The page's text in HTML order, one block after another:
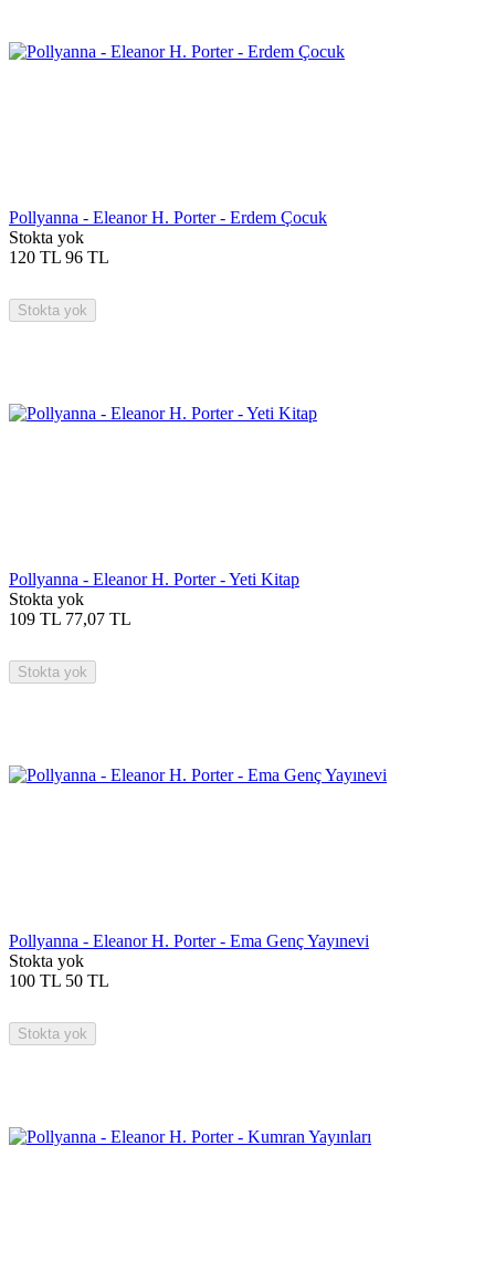
Pollyanna - Eleanor H. Porter - Erdem Çocuk
Stokta yok
120 TL 96 TL
Stokta yok
Pollyanna - Eleanor H. Porter - Yeti Kitap
Stokta yok
109 TL 77,07 TL
Stokta yok
Pollyanna - Eleanor H. Porter - Ema Genç Yayınevi
Stokta yok
100 TL 50 TL
Stokta yok